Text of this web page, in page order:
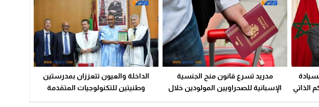
الذاتي
مدريد تسرع قانون منح الجنسية
الإسبانية للصحراويين المولودين خلال
الداخلة والعيون تتعززان بمدرستين
وطنيتين للتكنولوجيات المتقدمة